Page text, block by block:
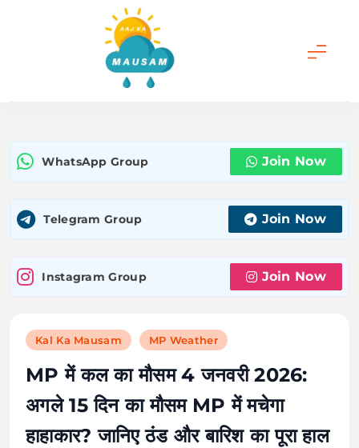
आज का मौसम | कल का
मौसम की जानकारी सबसे
WhatsApp Group Join Now
Telegram Group Join Now
Instagram Group Join Now
Kal Ka Mausam MP Weather
MP में कल का मौसम 4 जनवरी 2026:
अगले 15 दिन का मौसम MP में मचेगा
हाहाकार? जानिए ठंड और बारिश का पूरा हाल